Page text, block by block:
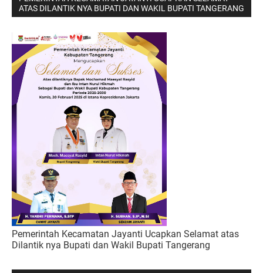
ATAS DILANTIK NYA BUPATI DAN WAKIL BUPATI TANGERANG
Pemerintah Kecamatan Jayanti Ucapkan Selamat atas
Dilantik nya Bupati dan Wakil Bupati Tangerang